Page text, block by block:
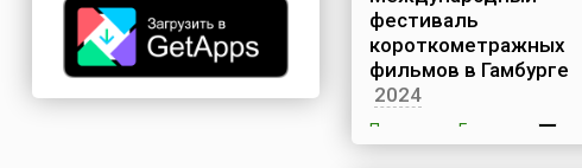
присутствует постоянным
атрибу...
фестиваль
короткометражных
фильмов в Гамбурге
2024
Праздники Германии